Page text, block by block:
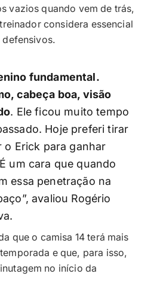
vazios quando vem de trás,
considera essencial
fundamental.
cabeça boa, visão
. Ele ficou muito tempo
Hoje preferi tirar
o Erick para ganhar
um cara que quando
essa penetração na
avaliou Rogério
que o camisa 14 terá mais
e que, para isso,
no início da